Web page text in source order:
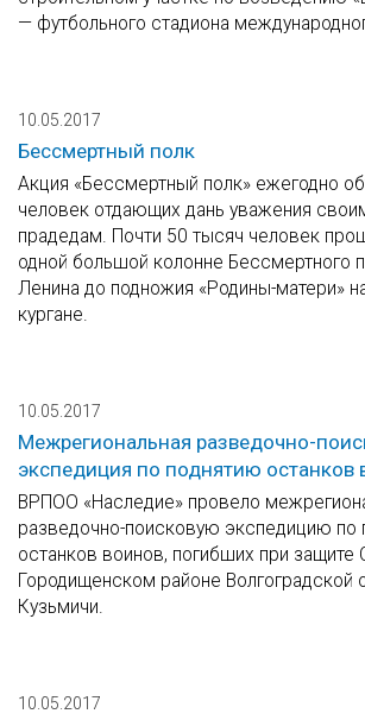
— футбольного стадиона
10.05.2017
Бессмертный полк
Акция «Бессмертный полк» ежегодно
человек отдающих дань уважения
прадедам. Почти 50 тысяч человек
одной большой колонне Бессмертного
Ленина до подножия «Родины-матери»
кургане.
10.05.2017
Межрегиональная разведочно-
экспедиция по поднятию останков
ВРПОО «Наследие» провело
разведочно-поисковую экспедицию по
останков воинов, погибших при защите
Городищенском районе Волгоградской
Кузьмичи.
10.05.2017